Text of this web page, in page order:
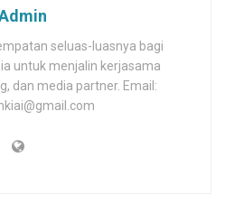
seluas-luasnya bagi
untuk menjalin kerjasama
dan media partner. Email: